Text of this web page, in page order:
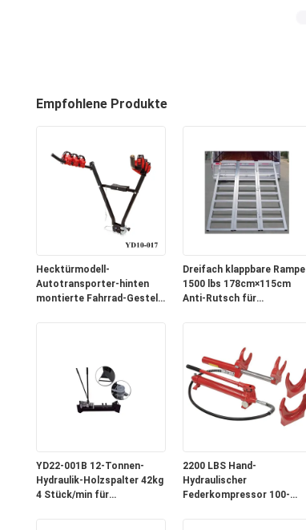
Empfohlene Produkte
Hecktürmodell-
Autotransporter-hinten
montierte Fahrrad-Gestelle
Dreifach klappbare Rampe
1500 lbs 178cm×115cm
Anti-Rutsch für
YD22-001B 12-Tonnen-
Hydraulik-Holzspalter 42kg
4 Stück/min für
2200 LBS Hand-
Hydraulischer
Federkompressor 100-